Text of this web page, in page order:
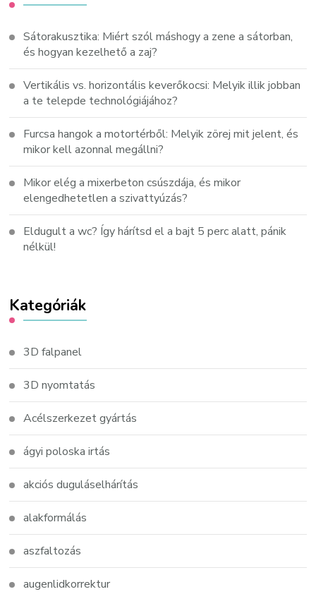
Sátorakusztika: Miért szól máshogy a zene a sátorban,
és hogyan kezelhető a zaj?
Vertikális vs. horizontális keverőkocsi: Melyik illik jobban
a te telepde technológiájához?
Furcsa hangok a motortérből: Melyik zörej mit jelent, és
mikor kell azonnal megállni?
Mikor elég a mixerbeton csúszdája, és mikor
elengedhetetlen a szivattyúzás?
Eldugult a wc? Így hárítsd el a bajt 5 perc alatt, pánik
nélkül!
Kategóriák
3D falpanel
3D nyomtatás
Acélszerkezet gyártás
ágyi poloska irtás
akciós duguláselhárítás
alakformálás
aszfaltozás
augenlidkorrektur